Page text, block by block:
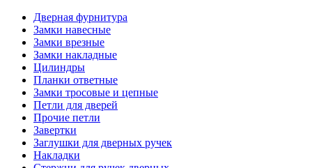
Дверная фурнитура
Замки навесные
Замки врезные
Замки накладные
Цилиндры
Планки ответные
Замки тросовые и цепные
Петли для дверей
Прочие петли
Завертки
Заглушки для дверных ручек
Накладки